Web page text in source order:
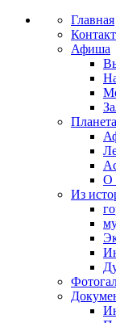
Главная
Афиша
О
Из